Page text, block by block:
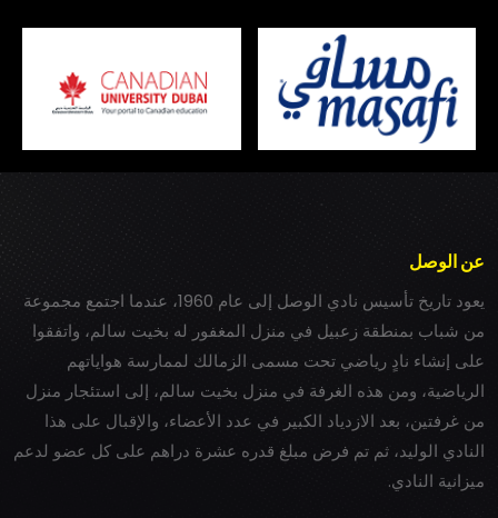
عن الوصل
يعود تاريخ تأسيس نادي الوصل إلى عام 1960، عندما اجتمع مجموعة
من شباب بمنطقة زعبيل في منزل المغفور له بخيت سالم، واتفقوا
على إنشاء نادٍ رياضي تحت مسمى الزمالك لممارسة هواياتهم
الرياضية، ومن هذه الغرفة في منزل بخيت سالم، إلى استئجار منزل
من غرفتين، بعد الازدياد الكبير في عدد الأعضاء، والإقبال على هذا
النادي الوليد، ثم تم فرض مبلغ قدره عشرة دراهم على كل عضو لدعم
ميزانية النادي.